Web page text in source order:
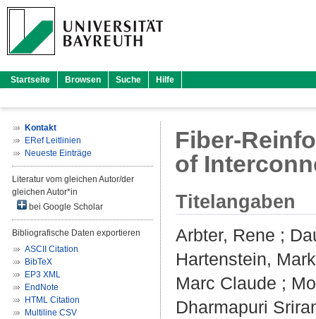
Startseite Browsen Suche Hilfe
Kontakt
ERef Leitlinien
Neueste Einträge
Literatur vom gleichen Autor/der
gleichen Autor*in
bei Google Scholar
Bibliografische Daten exportieren
ASCII Citation
BibTeX
EP3 XML
EndNote
HTML Citation
Multiline CSV
Fiber-
of
Titelangaben
Arbter, Rene ;
Hartenstein,
Marc Claude ;
Dharmapuri